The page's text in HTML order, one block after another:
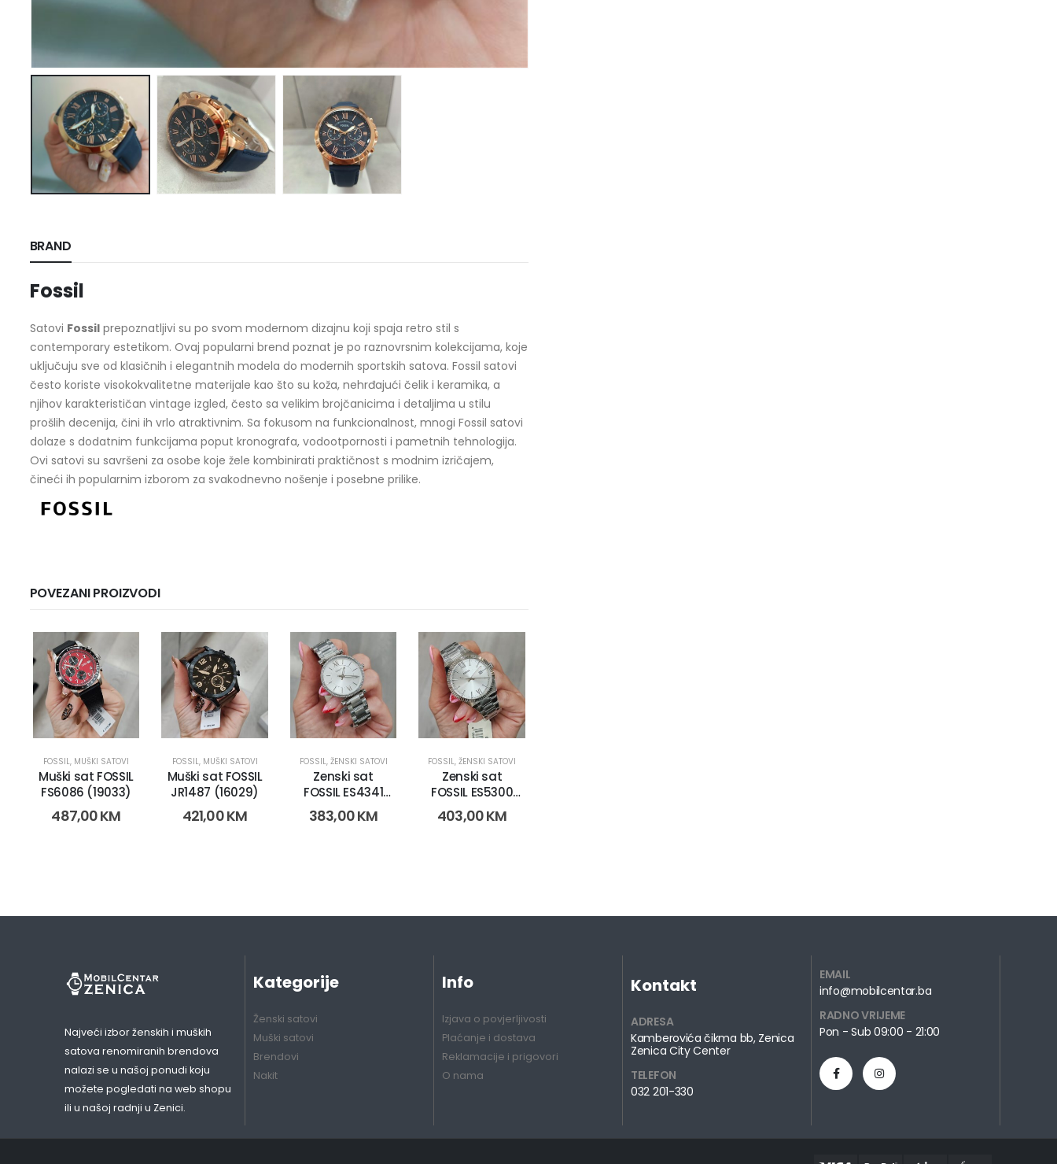
BRAND
Fossil
Satovi Fossilprepoznatljivi su po svom modernom dizajnu koji spaja retro stil s
contemporary estetikom. Ovaj popularni brend poznat je po raznovrsnim kolekcijama, koje
uključuju sve od klasičnih i elegantnih modela do modernih sportskih satova. Fossil satovi
često koriste visokokvalitetne materijale kao što su koža, nehrđajući čelik i keramika, a
njihov karakterističan vintage izgled, često sa velikim brojčanicima i detaljima u stilu
prošlih decenija, čini ih vrlo atraktivnim. Sa fokusom na funkcionalnost, mnogi Fossil satovi
dolaze s dodatnim funkcijama poput kronografa, vodootpornosti i pametnih tehnologija.
Ovi satovi su savršeni za osobe koje žele kombinirati praktičnost s modnim izričajem,
čineći ih popularnim izborom za svakodnevno nošenje i posebne prilike.
POVEZANI PROIZVODI
FOSSIL, MUŠKI SATOVI
Muški sat FOSSIL
FS6086 (19033)
487,00KM
FOSSIL, MUŠKI SATOVI
Muški sat FOSSIL
JR1487 (16029)
421,00KM
FOSSIL, ŽENSKI SATOVI
Zenski sat
FOSSIL ES4341
(14776)
383,00KM
FOSSIL,ŽENSKI SATOVI
Zenski sat
FOSSIL ES5300
(16031)
403,00KM
Najveći izbor ženskih i muških
satova renomiranih brendova
nalazi se u našoj ponudi koju
možete pogledati na web shopu
ili u našoj radnji u Zenici.
Kategorije
Ženski satovi
Muški satovi
Brendovi
Nakit
Info
Izjava o povjerljivosti
Plaćanje i dostava
Reklamacije i prigovori
O nama
Kontakt
ADRESA
Kamberovića čikma bb, Zenica
Zenica City Center
TELEFON
032 201-330
EMAIL
info@mobilcentar.ba
RADNO VRIJEME
Pon - Sub 09:00 - 21:00